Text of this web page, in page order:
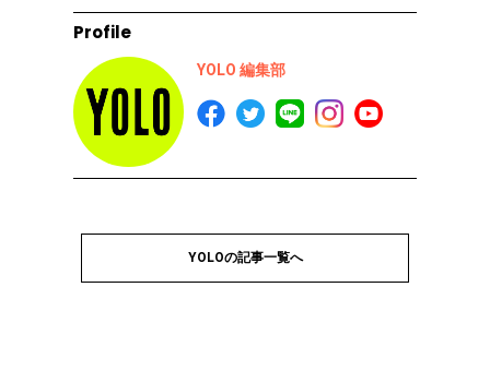
Profile
YOLO 編集部
YOLOの記事一覧へ